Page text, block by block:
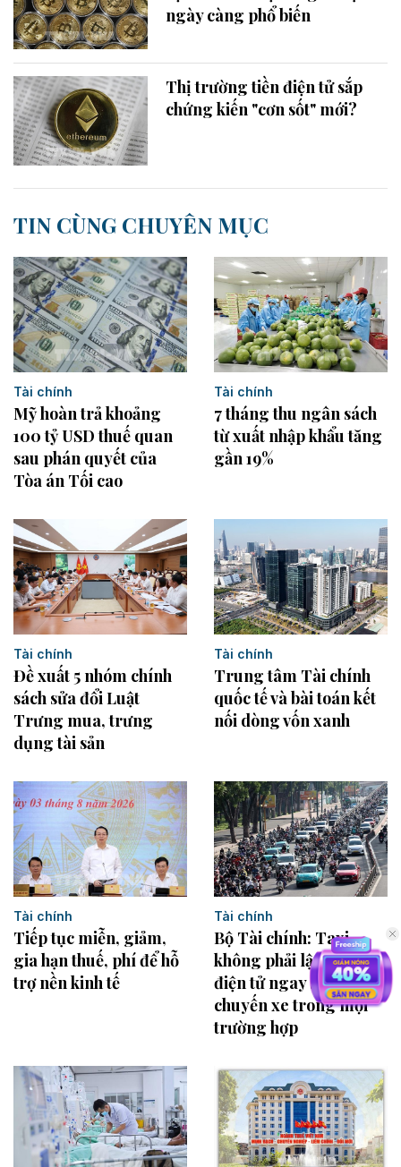
ngày càng phổ biến
Thị trường tiền điện tử sắp
chứng kiến "cơn sốt" mới?
TIN CÙNG CHUYÊN MỤC
Tài chính
Mỹ hoàn trả khoảng
100 tỷ USD thuế quan
sau phán quyết của
Tòa án Tối cao
Tài chính
7 tháng thu ngân sách
từ xuất nhập khẩu tăng
gần 19%
Tài chính
Đề xuất 5 nhóm chính
sách sửa đổi Luật
Trưng mua, trưng
dụng tài sản
Tài chính
Trung tâm Tài chính
quốc tế và bài toán kết
nối dòng vốn xanh
Tài chính
Tiếp tục miễn, giảm,
gia hạn thuế, phí để hỗ
trợ nền kinh tế
Tài chính
Bộ Tài chính: Taxi
không phải lập hóa đơn
điện tử ngay sau từng
chuyến xe trong mọi
trường hợp